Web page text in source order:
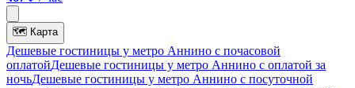
🗺 Карта
Дешевые гостиницы у метро Аннино c почасовой
оплатойДешевые гостиницы у метро Аннино с оплатой за
ночьДешевые гостиницы у метро Аннино c посуточной